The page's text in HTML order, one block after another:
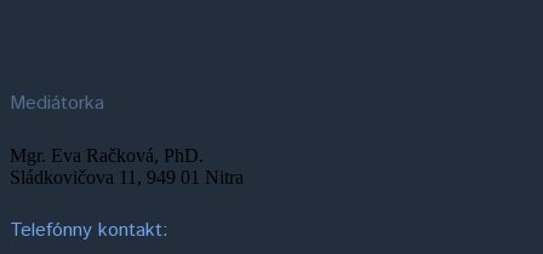
Mediátorka
Mgr. Eva Račková, PhD.
Sládkovičova 11, 949 01 Nitra
Telefónny kontakt: